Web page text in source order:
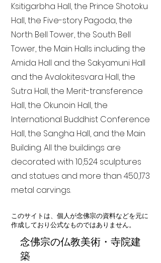
念佛宗の仏教美術・寺院建
築
Ksitigarbha Hall, the Prince Shotoku
Hall, the Five-story Pagoda, the
North Bell Tower, the South Bell
Tower, the Main Halls including the
Amida Hall and the Sakyamuni Hall
and the Avalokitesvara Hall, the
Sutra Hall, the Merit-transference
Hall, the Okunoin Hall, the
International Buddhist Conference
Hall, the Sangha Hall, and the Main
Building. All the buildings are
decorated with 10,524 sculptures
and statues and more than 450,173
metal carvings.
このサイトは、個人が念佛宗の資料などを元に
作成しており公式なものではありません。